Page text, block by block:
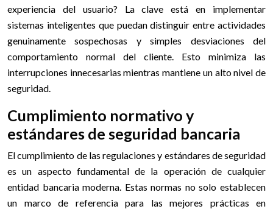
experiencia del usuario? La clave está en implementar
sistemas inteligentes que puedan distinguir entre actividades
genuinamente sospechosas y simples desviaciones del
comportamiento normal del cliente. Esto minimiza las
interrupciones innecesarias mientras mantiene un alto nivel de
seguridad.
Cumplimiento normativo y
estándares de seguridad bancaria
El cumplimiento de las regulaciones y estándares de seguridad
es un aspecto fundamental de la operación de cualquier
entidad bancaria moderna. Estas normas no solo establecen
un marco de referencia para las mejores prácticas en